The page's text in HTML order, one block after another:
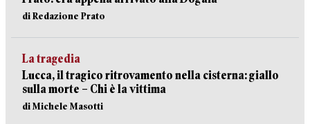
di Redazione Prato
La tragedia
Lucca, il tragico ritrovamento nella cisterna: giallo
sulla morte – Chi è la vittima
di Michele Masotti